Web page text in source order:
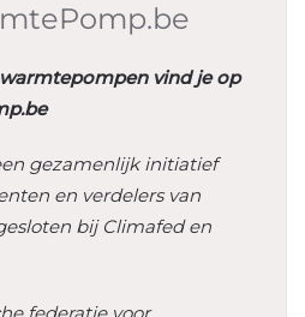
vind je op
gezamenlijk initiatief
en verdelers van
bij Climafed en